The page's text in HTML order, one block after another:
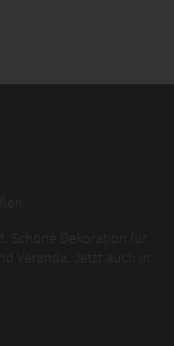
Schöne Dekoration für
Veranda. Jetzt auch in